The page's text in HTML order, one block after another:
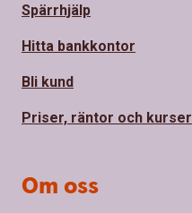
Spärrhjälp
Hitta bankkontor
Bli kund
Priser, räntor och kurser
Om oss